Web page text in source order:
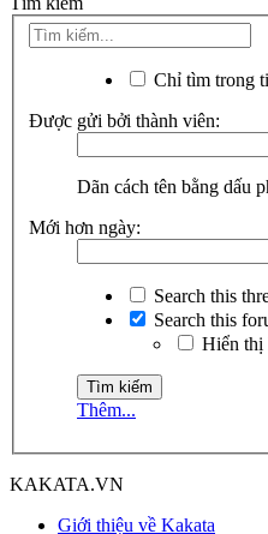
Chỉ tìm trong
Được gửi bởi thành viên:
Dãn cách tên bằng dấu
Mới hơn ngày:
Search this
Search this
Hiển thị
Thêm...
KAKATA.VN
Giới thiệu về Kakata